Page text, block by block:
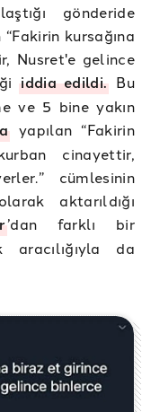
gönderide
kursağına
Nusret'e gelince
iddia edildi. Bu
ve 5 bine yakın
yapılan “Fakirin
cinayettir,
cümlesinin
aktarıldığı
’dan farklı bir
aracılığıyla da